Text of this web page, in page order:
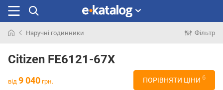
раніше
Наручні годинники Фільтр
Citizen FE6121-67X
від 9 040 грн. ПОРІВНЯТИ ЦІНИ 6